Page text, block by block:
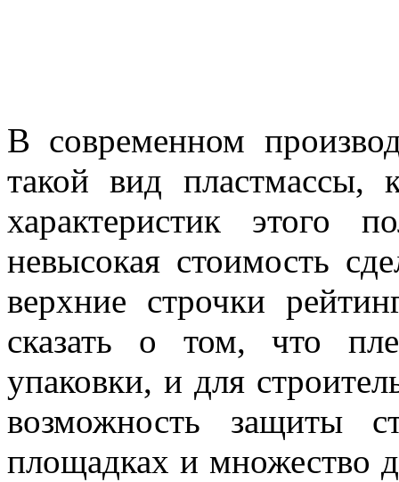
В современном
такой вид пластмассы,
характеристик этого
невысокая стоимость
верхние строчки
сказать о том, что
упаковки, и для
возможность защиты
площадках и множество